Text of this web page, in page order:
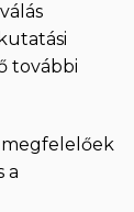
további
megfelelőek
a